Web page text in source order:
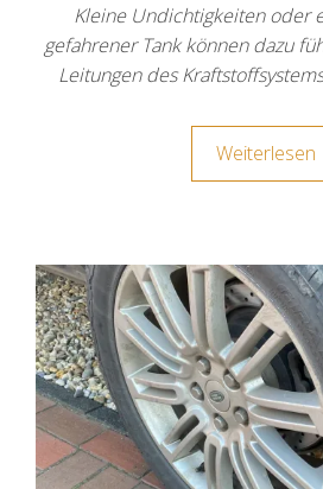
Kleine Undichtigkeiten oder
gefahrener Tank können dazu
Leitungen des
Weiterlesen